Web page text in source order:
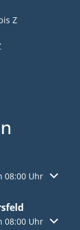
Z
08:00 Uhr
08:00 Uhr